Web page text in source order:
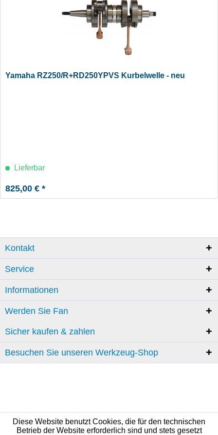
Yamaha RZ250/R+RD250YPVS Kurbelwelle - neu
Lieferbar
825,00 € *
Kontakt
Service
Informationen
Werden Sie Fan
Sicher kaufen & zahlen
Besuchen Sie unseren Werkzeug-Shop
Diese Website benutzt Cookies, die für den technischen
Betrieb der Website erforderlich sind und stets gesetzt